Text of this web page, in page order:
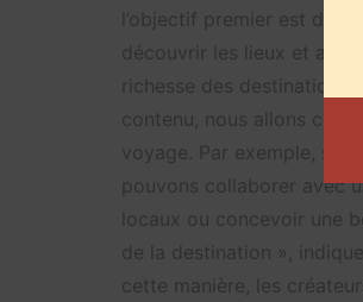
l’objectif premier est de
découvrir les lieux et
richesse des
contenu, nous allons
voyage. Par exemple, si
pouvons collaborer avec
locaux ou concevoir une
de la destination »,
cette manière, les